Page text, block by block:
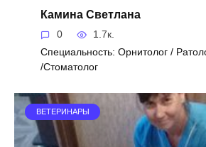
Камина Светлана
0 1.7к.
Специальность: Орнитолог /
/Стоматолог
ВЕТЕРИНАРЫ